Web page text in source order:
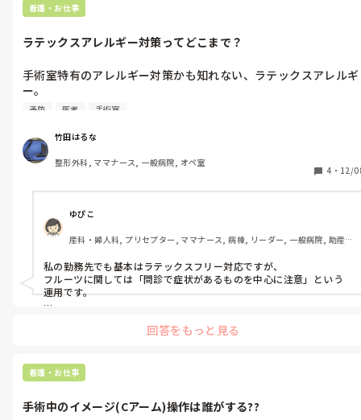
看護・お仕事
ラテックスアレルギー対策ってどこまで？
手術室特有のアレルギー対策かも知れない、ラテックスアレルギ
ー。
私の勤務先では、ラテックスフルーツ症候群や、交差性を考えて
対応としています。
また、採用物品のラテックス製品を一覧表にまとめています。
しかし、結局は代替品が無いものもあり、その場合、主治医の判
断となっています。
みなさんはどの範囲までをラテックスフリー対応としています
か？バナナ･アボカド･クリ･キウイ？
また、代替品が無いものはどうしていますか？
予防 医者 手術室
竹田はるな
整形外科, ママナース, 一般病院, オペ室
4 ・ 12/
ゆぴこ
産科・婦人科, プリセプター, ママナース, 病棟, リーダー, 一般病院, 助産
私の勤務先でも基本はラテックスフリー対応ですが、
フルーツに関しては「問診で症状があるものを中心に注意」という
運用です。
・クリ
このあたりは既往や食後症状がある場合に特に注意していますが、
回答をもっと見る
看護・お仕事
手術中のイメージ(Cアーム)操作は誰がする??